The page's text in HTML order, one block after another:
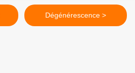
Dégénérescence >